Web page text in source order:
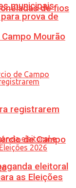
de fios
Mourão
de Campo
municipais
prova de
registrarem
eleitoral
as Eleições